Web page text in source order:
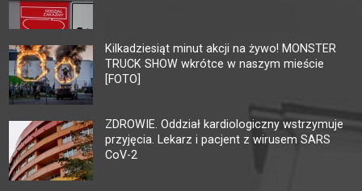
Kilkadziesiąt minut akcji na żywo! MONSTER
TRUCK SHOW wkrótce w naszym mieście
[FOTO]
ZDROWIE. Oddział kardiologiczny wstrzymuje
przyjęcia. Lekarz i pacjent z wirusem SARS
CoV-2